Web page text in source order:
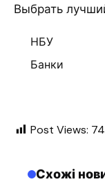
Выбрать
НБУ
Банки
Post Views:
Схожі